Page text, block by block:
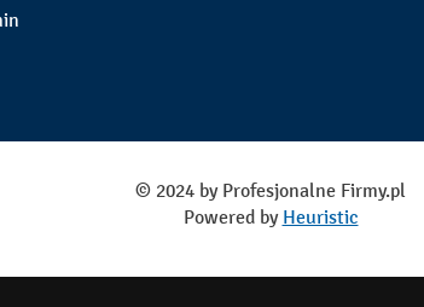
© 2024 by Profesjonalne Firmy.pl
Powered by Heuristic